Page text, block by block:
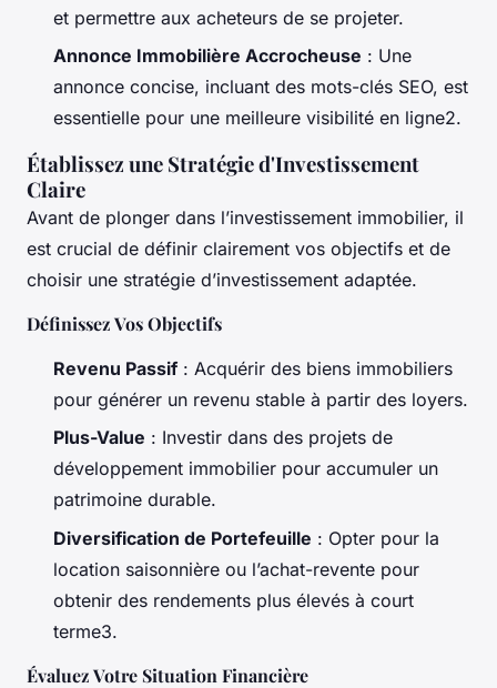
et permettre aux acheteurs de se projeter.
Annonce Immobilière Accrocheuse : Une
annonce concise, incluant des mots-clés SEO, est
essentielle pour une meilleure visibilité en ligne2.
Établissez une Stratégie d'Investissement
Claire
Avant de plonger dans l’investissement immobilier, il
est crucial de définir clairement vos objectifs et de
choisir une stratégie d’investissement adaptée.
Définissez Vos Objectifs
Revenu Passif : Acquérir des biens immobiliers
pour générer un revenu stable à partir des loyers.
Plus-Value : Investir dans des projets de
développement immobilier pour accumuler un
patrimoine durable.
Diversification de Portefeuille : Opter pour la
location saisonnière ou l’achat-revente pour
obtenir des rendements plus élevés à court
terme3.
Évaluez Votre Situation Financière